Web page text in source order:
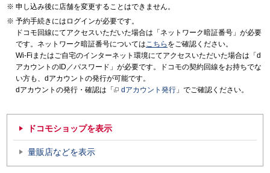
申し込み後に店舗を変更することはできません。
予約手続きにはログインが必要です。
ドコモ回線にてアクセスいただいた場合は「ネットワーク暗証番号」が必要
です。ネットワーク暗証番号についてはこちら をご確認ください。
Wi-Fiまたはご自宅のインターネット環境にてアクセスいただいた場合は「d
アカウントのID／パスワード」が必要です。ドコモの契約回線をお持ちでな
い方も、dアカウントの発行が可能です。
dアカウントの発行・確認は「
dアカウント発行 」でご確認ください。
ドコモショップを表示
量販店などを表示